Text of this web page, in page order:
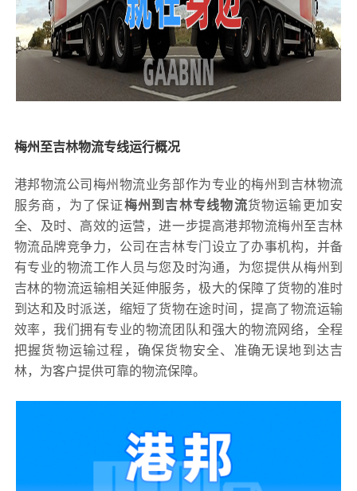
梅州至吉林物流专线运行概况
港邦物流公司梅州物流业务部作为专业的梅州到吉林物流
服务商，为了保证梅州到吉林专线物流货物运输更加安
全、及时、高效的运营，进一步提高港邦物流梅州至吉林
物流品牌竞争力，公司在吉林专门设立了办事机构，并备
有专业的物流工作人员与您及时沟通，为您提供从梅州到
吉林的物流运输相关延伸服务，极大的保障了货物的准时
到达和及时派送，缩短了货物在途时间，提高了物流运输
效率，我们拥有专业的物流团队和强大的物流网络，全程
把握货物运输过程，确保货物安全、准确无误地到达吉
林，为客户提供可靠的物流保障。